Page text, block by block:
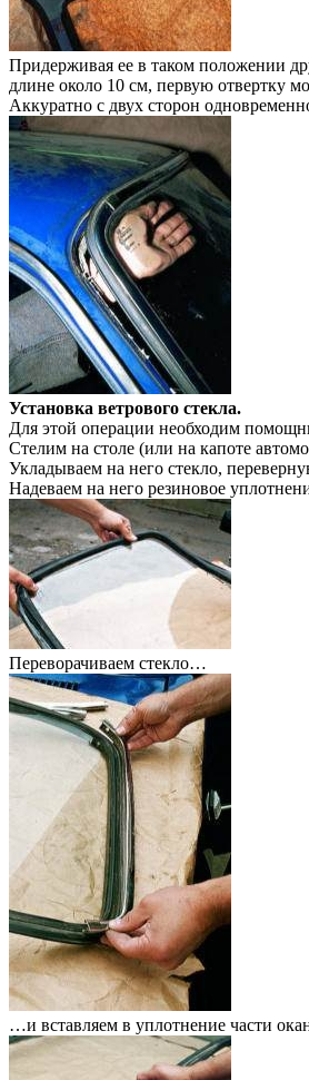
Придерживая ее в таком положении
длине около 10 см, первую отвертку
Аккуратно с двух сторон
Установка ветрового стекла.
Для этой операции необходим
Стелим на столе (или на капоте
Укладываем на него стекло,
Надеваем на него резиновое
Переворачиваем стекло…
…и вставляем в уплотнение части